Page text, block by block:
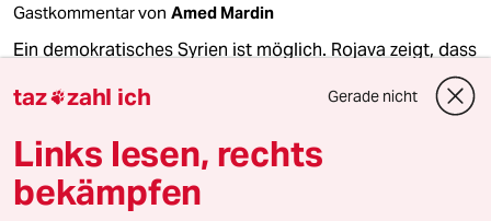
Gastkommentar von Amed Mardin
Ein demokratisches Syrien ist möglich. Rojava zeigt, dass
Kurden, Araber und Syrer gemeinsam eine progressive
Alternative zur HTS-Herrschaft fordern.
taz zahl ich Gerade nicht
Links lesen, rechts
bekämpfen